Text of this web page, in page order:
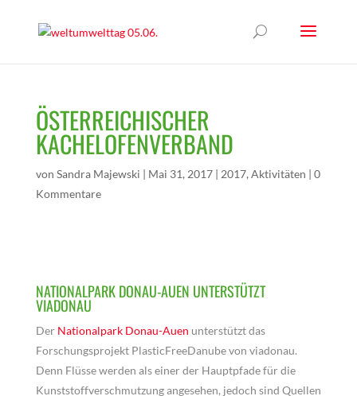
ÖSTERREICHISCHER
KACHELOFENVERBAND
von Sandra Majewski | Mai 31, 2017| 2017, Aktivitäten | 0
Kommentare
NATIONALPARK DONAU-AUEN UNTERSTÜTZT
VIADONAU
Der Nationalpark Donau-Auen unterstützt das
Forschungsprojekt PlasticFreeDanube von viadonau.
Denn Flüsse werden als einer der Hauptpfade für die
Kunststoffverschmutzung angesehen, jedoch sind Quellen